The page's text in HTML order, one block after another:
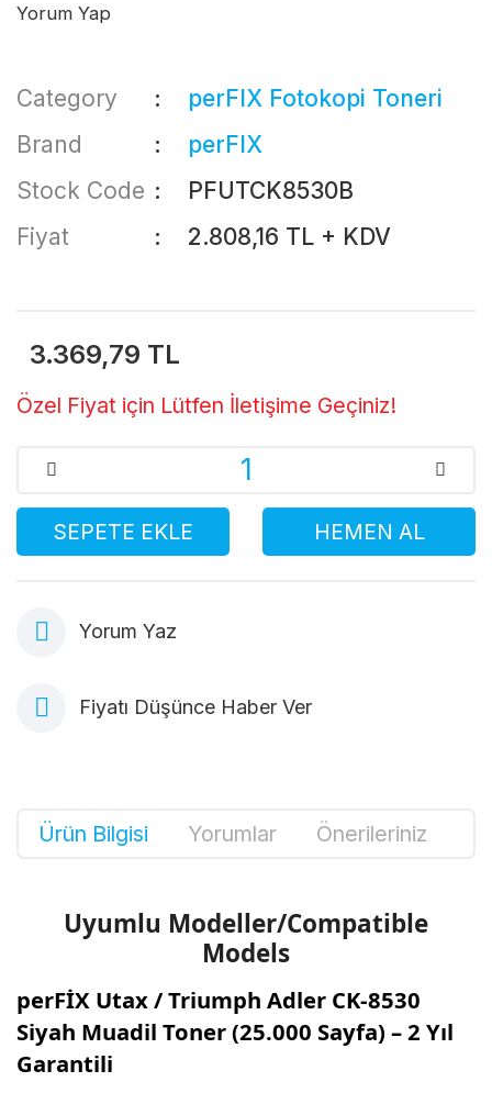
Yorum Yap
Category
perFIX Fotokopi Toneri
Brand
perFIX
Stock Code
PFUTCK8530B
Fiyat
2.808,16 TL + KDV
3.369,79 TL
Özel Fiyat için Lütfen İletişime Geçiniz!
SEPETE EKLE HEMEN AL
Yorum Yaz
Fiyatı Düşünce Haber Ver
Ürün Bilgisi Yorumlar Önerileriniz
Uyumlu Modeller/Compatible
Models
perFİX Utax / Triumph Adler CK-8530
Siyah Muadil Toner (25.000 Sayfa) – 2 Yıl
Garantili